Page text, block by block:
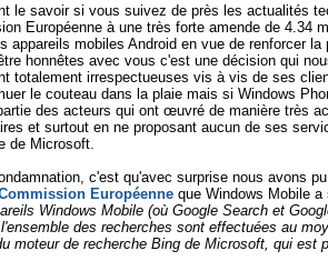
le savoir si vous suivez de près les actualités
Européenne à une très forte amende de 4.34
appareils mobiles Android en vue de renforcer la
honnêtes avec vous c'est une décision qui
totalement irrespectueuses vis à vis de ses
le couteau dans la plaie mais si Windows
des acteurs qui ont œuvré de manière très
et surtout en ne proposant aucun de ses
de Microsoft.
c'est qu'avec surprise nous avons
Européenne que Windows Mobile a
Windows Mobile (où Google Search et
des recherches sont effectuées au
moteur de recherche Bing de Microsoft, qui est